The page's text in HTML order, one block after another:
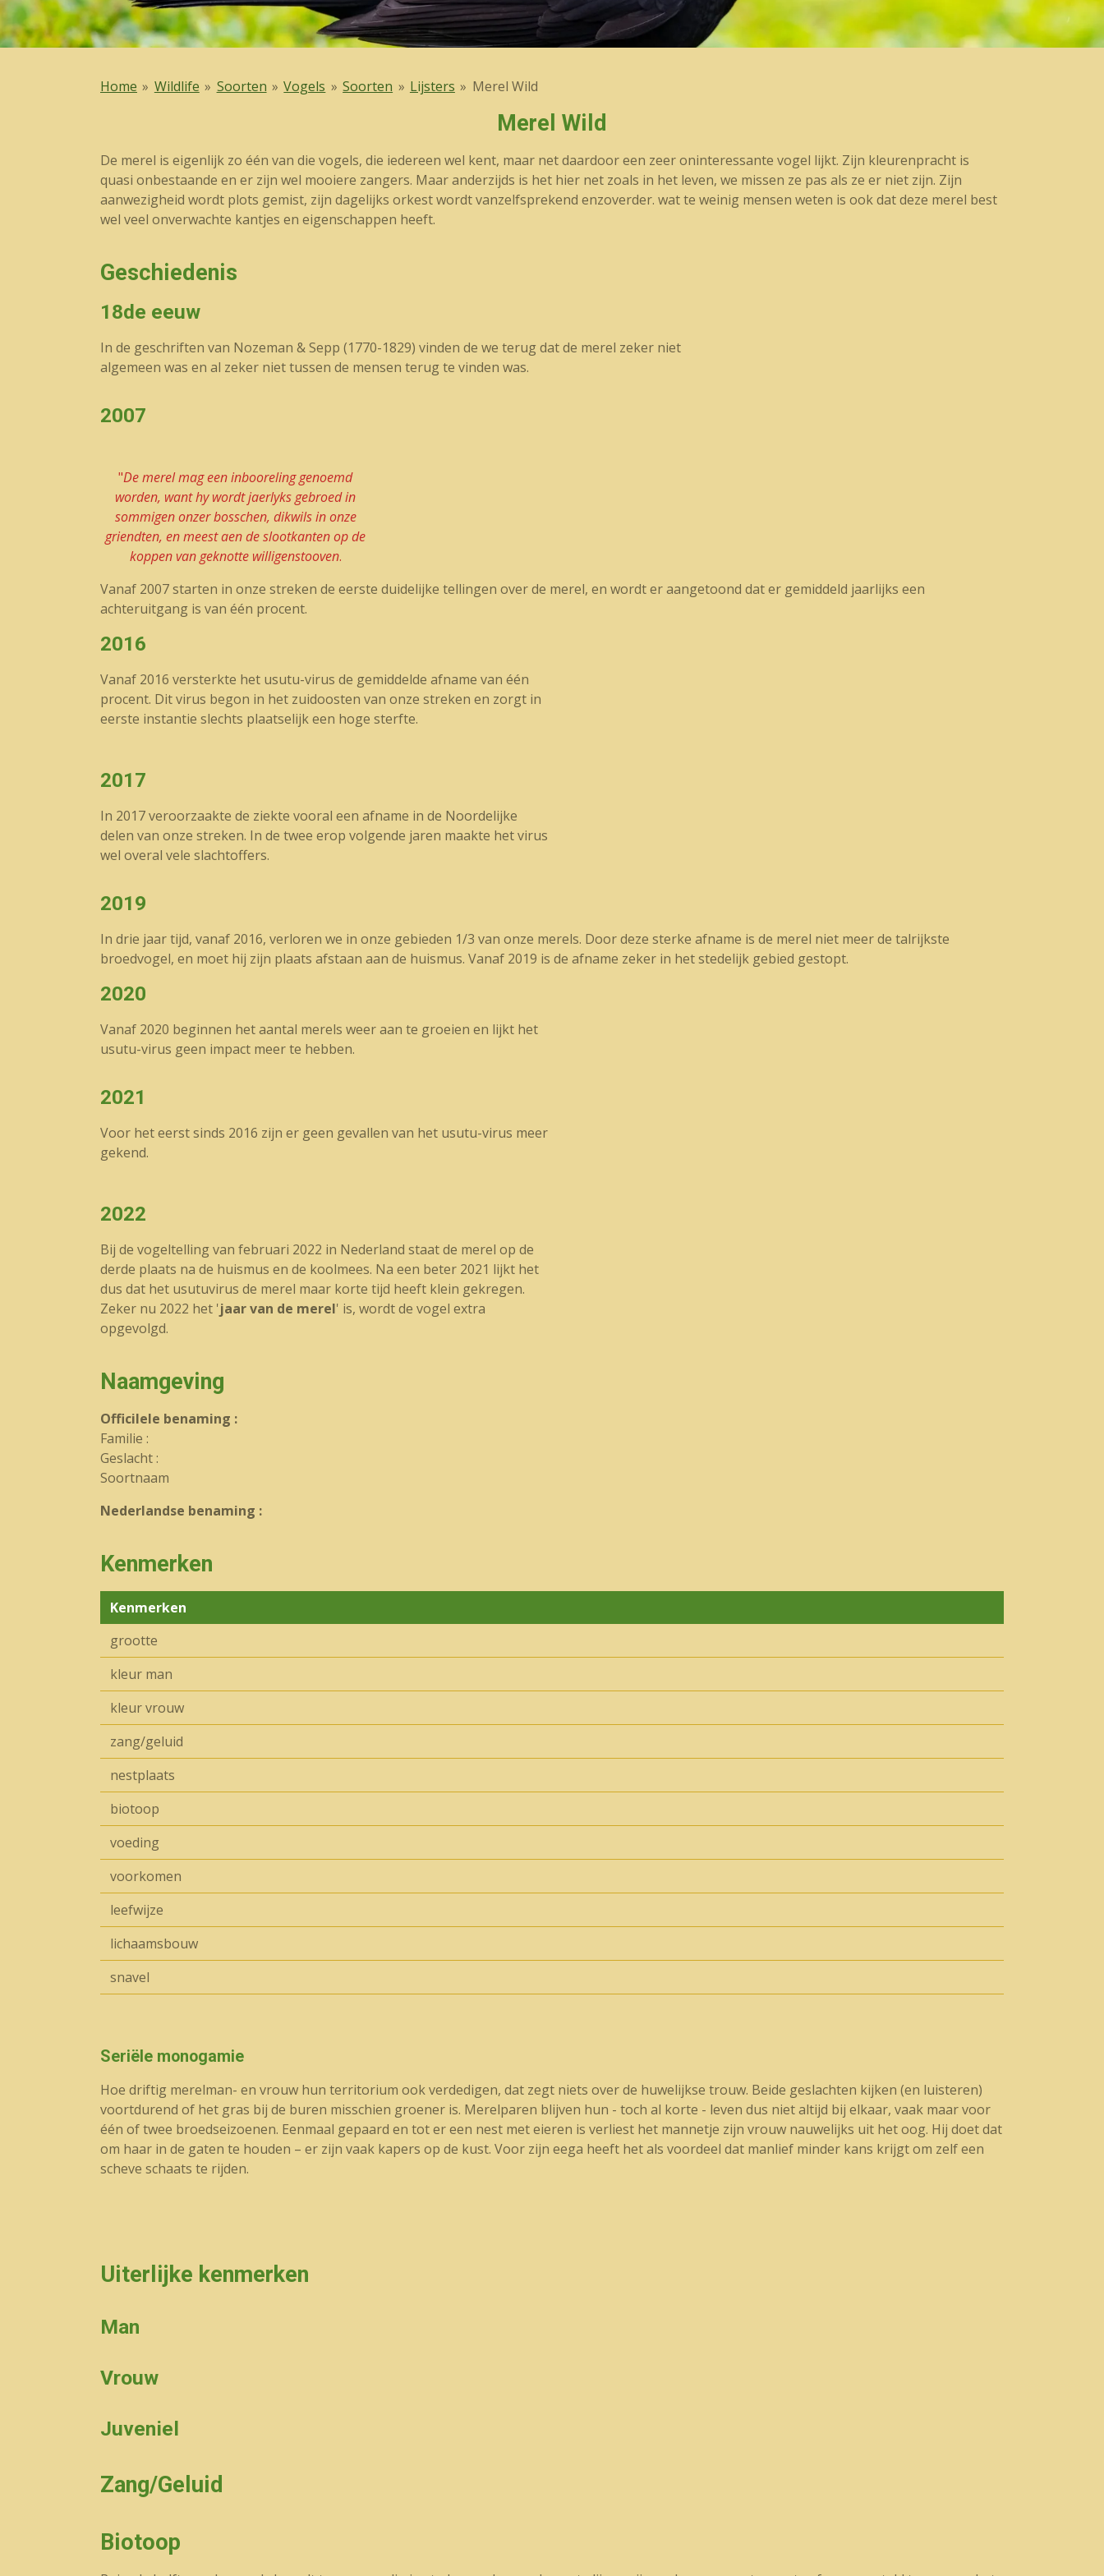
Home » Wildlife » Soorten » Vogels » Soorten » Lijsters » Merel Wild
Merel Wild
De merel is eigenlijk zo één van die vogels, die iedereen wel kent, maar net daardoor een zeer oninteressante vogel lijkt. Zijn kleurenpracht is
quasi onbestaande en er zijn wel mooiere zangers. Maar anderzijds is het hier net zoals in het leven, we missen ze pas als ze er niet zijn. Zijn
aanwezigheid wordt plots gemist, zijn dagelijks orkest wordt vanzelfsprekend enzoverder. wat te weinig mensen weten is ook dat deze merel best
wel veel onverwachte kantjes en eigenschappen heeft.
Geschiedenis
18de eeuw
In de geschriften van Nozeman & Sepp (1770-1829) vinden de we terug dat de merel zeker niet
algemeen was en al zeker niet tussen de mensen terug te vinden was.
2007
"De merel mag een inbooreling genoemd
worden, want hy wordt jaerlyks gebroed in
sommigen onzer bosschen, dikwils in onze
griendten, en meest aen de slootkanten op de
koppen van geknotte willigenstooven.
Vanaf 2007 starten in onze streken de eerste duidelijke tellingen over de merel, en wordt er aangetoond dat er gemiddeld jaarlijks een
achteruitgang is van één procent.
2016
Vanaf 2016 versterkte het usutu-virus de gemiddelde afname van één
procent. Dit virus begon in het zuidoosten van onze streken en zorgt in
eerste instantie slechts plaatselijk een hoge sterfte.
2017
In 2017 veroorzaakte de ziekte vooral een afname in de Noordelijke
delen van onze streken. In de twee erop volgende jaren maakte het virus
wel overal vele slachtoffers.
2019
In drie jaar tijd, vanaf 2016, verloren we in onze gebieden 1/3 van onze merels. Door deze sterke afname is de merel niet meer de talrijkste
broedvogel, en moet hij zijn plaats afstaan aan de huismus. Vanaf 2019 is de afname zeker in het stedelijk gebied gestopt.
2020
Vanaf 2020 beginnen het aantal merels weer aan te groeien en lijkt het
usutu-virus geen impact meer te hebben.
2021
Voor het eerst sinds 2016 zijn er geen gevallen van het usutu-virus meer
gekend.
2022
Bij de vogeltelling van februari 2022 in Nederland staat de merel op de
derde plaats na de huismus en de koolmees. Na een beter 2021 lijkt het
dus dat het usutuvirus de merel maar korte tijd heeft klein gekregen.
Zeker nu 2022 het 'jaar van de merel' is, wordt de vogel extra
opgevolgd.
Naamgeving
OfficiIele benaming :
Familie :
Geslacht :
Soortnaam
Nederlandse benaming :
Kenmerken
Kenmerken
grootte
kleur man
kleur vrouw
zang/geluid
nestplaats
biotoop
voeding
voorkomen
leefwijze
lichaamsbouw
snavel
Seriële monogamie
Hoe driftig merelman- en vrouw hun territorium ook verdedigen, dat zegt niets over de huwelijkse trouw. Beide geslachten kijken (en luisteren)
voortdurend of het gras bij de buren misschien groener is. Merelparen blijven hun - toch al korte - leven dus niet altijd bij elkaar, vaak maar voor
één of twee broedseizoenen. Eenmaal gepaard en tot er een nest met eieren is verliest het mannetje zijn vrouw nauwelijks uit het oog. Hij doet dat
om haar in de gaten te houden – er zijn vaak kapers op de kust. Voor zijn eega heeft het als voordeel dat manlief minder kans krijgt om zelf een
scheve schaats te rijden.
Uiterlijke kenmerken
Man
Vrouw
Juveniel
Zang/Geluid
Biotoop